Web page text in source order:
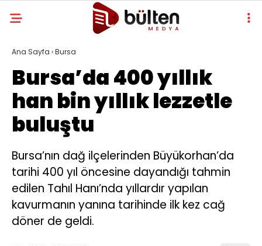
Ana Sayfa ›Bursa
Bursa’da 400 yıllık
han bin yıllık lezzetle
buluştu
Bursa’nın dağ ilçelerinden Büyükorhan’da
tarihi 400 yıl öncesine dayandığı tahmin
edilen Tahıl Hanı’nda yıllardır yapılan
kavurmanın yanına tarihinde ilk kez cağ
döner de geldi.